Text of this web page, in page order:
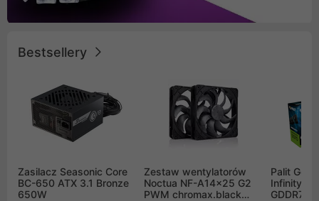
Bestsellery
Zasilacz Seasonic Core
BC-650 ATX 3.1 Bronze
650W
Zestaw wentylatorów
Noctua NF-A14x25 G2
PWM chromax.black
Palit
Infinity 3
GDDR7